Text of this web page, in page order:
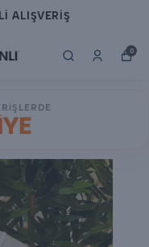
ALIŞVERİŞ
0